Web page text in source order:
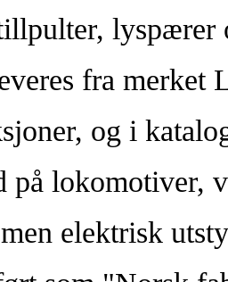
fra merket
og i
på lokomotiver,
elektrisk